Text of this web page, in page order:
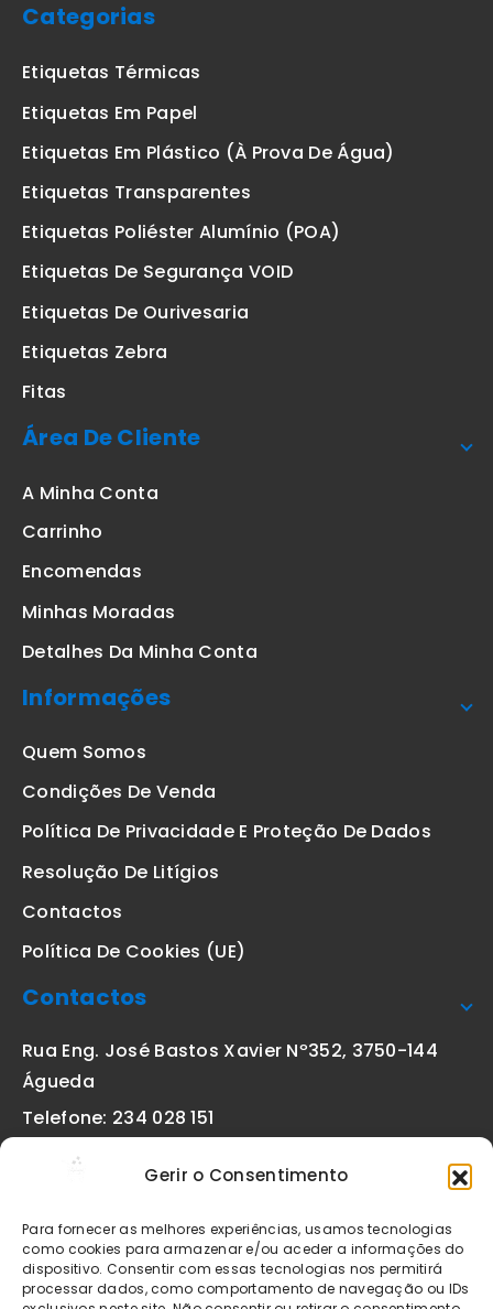
Gerir o Consentimento
Para fornecer as melhores experiências, usamos tecnologias
como cookies para armazenar e/ou aceder a informações do
dispositivo. Consentir com essas tecnologias nos permitirá
processar dados, como comportamento de navegação ou IDs
Categorias
Etiquetas Térmicas
Etiquetas Em Papel
Etiquetas Em Plástico (à Prova De Água)
Etiquetas Transparentes
Etiquetas Poliéster Alumínio (POA)
Etiquetas De Segurança VOID
Etiquetas De Ourivesaria
Etiquetas Zebra
Fitas
Área De Cliente
A Minha Conta
Carrinho
Encomendas
Minhas Moradas
Detalhes Da Minha Conta
Informações
Quem Somos
Condições De Venda
Política De Privacidade E Proteção De Dados
Resolução De Litígios
Contactos
Política De Cookies (UE)
Contactos
Rua Eng. José Bastos Xavier Nº352, 3750-144
Águeda
Telefone: 234 028 151
geral@etiquetas-online.pt
Os preços indicados incluem IVA à taxa legal em vigor. Todos